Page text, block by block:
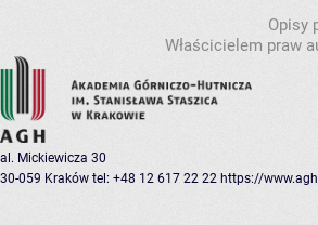
Opisy
Właścicielem praw
al. Mickiewicza 30
30-059 Kraków tel: +48 12 617 22 22 https://